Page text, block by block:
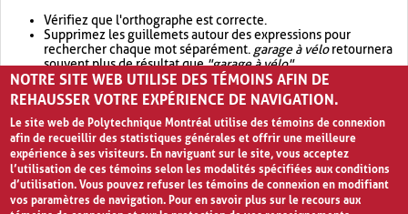
Vérifiez que l'orthographe est correcte.
Supprimez les guillemets autour des expressions pour
rechercher chaque mot séparément. garage à véloretournera
souvent plus de résultat que"garage à vélo".
Envisagez d'élargir votre recherche avec OR.garage OR vélo
retournera souvent plus de résultat quegarage à vélo
NOTRE SITE WEB UTILISE DES TÉMOINS AFIN DE
REHAUSSER VOTRE EXPÉRIENCE DE NAVIGATION.
Le site web de Polytechnique Montréal utilise des témoins de connexion
afin de recueillir des statistiques générales et offrir une meilleure
expérience à ses visiteurs. En naviguant sur le site, vous acceptez
l’utilisation de ces témoins selon les modalités spécifiées aux conditions
d’utilisation. Vous pouvez refuser les témoins de connexion en modifiant
vos paramètres de navigation. Pour en savoir plus sur le recours aux